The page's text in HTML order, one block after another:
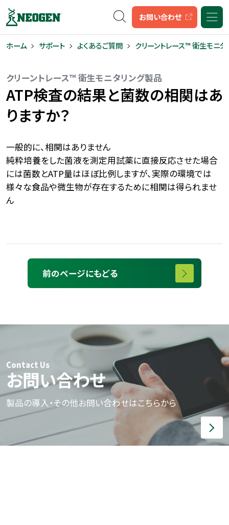
キーワード検索
お問い合わせ
ホーム サポート よくあるご質問 クリーントレース™ 衛生モニタ
クリーントレース™ 衛生モニタリング製品
ATP検査の結果と菌数の相関はあ
りますか？
一般的に、相関はありません
純粋培養をした菌液を測定用試薬に直接反応させた場合
には菌数とATP量はほぼ比例しますが、実際の環境では
様々な食品や微生物が存在するために相関は得られませ
ん
前のページにもどる
Contact Us
お問い合わせ
製品の導入・その他お問い合わせはこちらから